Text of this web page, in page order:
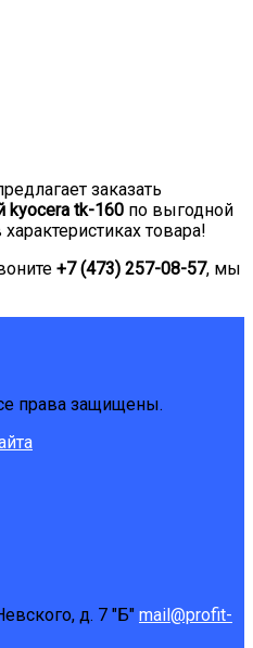
заказать
kyocera tk-160 по выгодной
товара!
+7 (473) 257-08-57, мы
права защищены.
д. 7 "Б" mail@profit-